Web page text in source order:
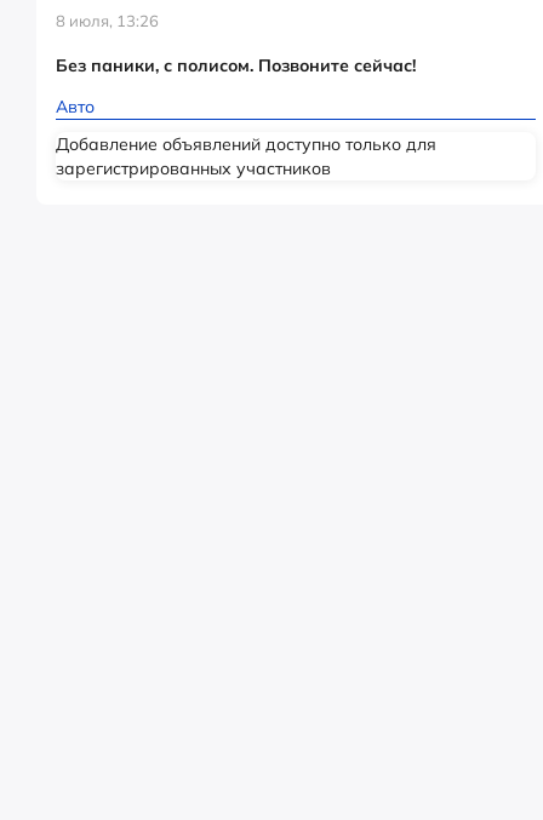
8 июля, 13:26
Без паники, с полисом. Позвоните сейчас!
Авто
Добавление объявлений доступно только для
зарегистрированных участников